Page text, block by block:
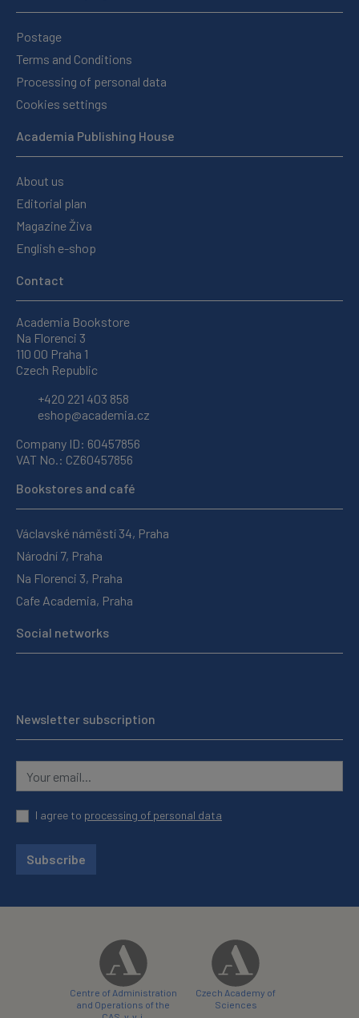
Postage
Terms and Conditions
Processing of personal data
Cookies settings
Academia Publishing House
About us
Editorial plan
Magazine Živa
English e-shop
Contact
Academia Bookstore
Na Florenci 3
110 00 Praha 1
Czech Republic
+420 221 403 858
eshop@academia.cz
Company ID: 60457856
VAT No.: CZ60457856
Bookstores and café
Václavské náměstí 34, Praha
Národní 7, Praha
Na Florenci 3, Praha
Cafe Academia, Praha
Social networks
Newsletter subscription
I agree to processing of personal data
Subscribe
Centre of Administration
and Operations of the
Czech Academy of
Sciences